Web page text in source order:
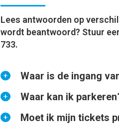
Lees antwoorden op
wordt beantwoord? Stuur
733.
Waar is de ingang
Volg het
parkeerplaats is het
Waar kan ik
Parkeren kan op de
Moet ik mijn tickets